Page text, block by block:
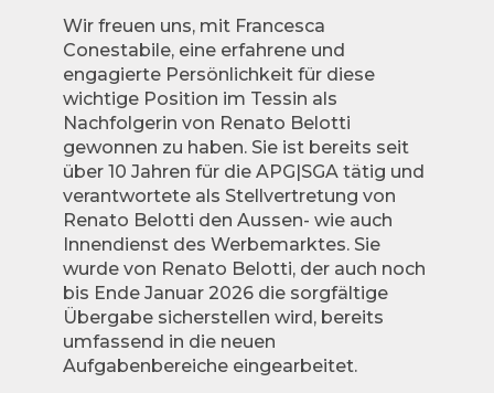
Wir freuen uns, mit Francesca
Conestabile, eine erfahrene und
engagierte Persönlichkeit für diese
wichtige Position im Tessin als
Nachfolgerin von Renato Belotti
gewonnen zu haben. Sie ist bereits seit
über 10 Jahren für die APG|SGA tätig und
verantwortete als Stellvertretung von
Renato Belotti den Aussen- wie auch
Innendienst des Werbemarktes. Sie
wurde von Renato Belotti, der auch noch
bis Ende Januar 2026 die sorgfältige
Übergabe sicherstellen wird, bereits
umfassend in die neuen
Aufgabenbereiche eingearbeitet.